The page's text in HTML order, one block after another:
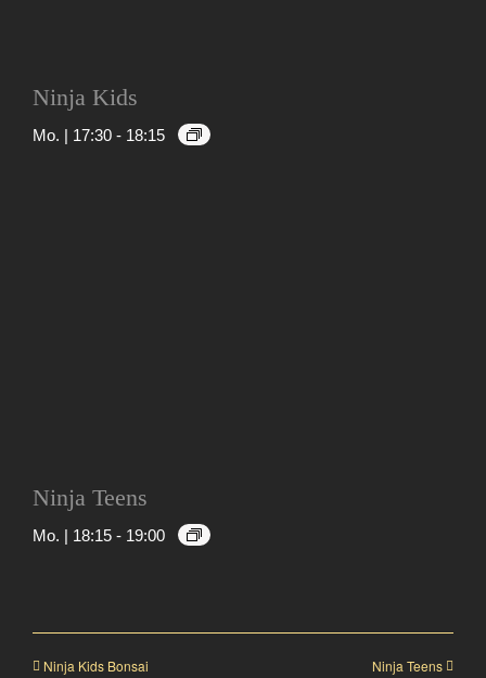
Ninja Kids
Mo. | 17:30 - 18:15
Ninja Teens
Mo. | 18:15 - 19:00
Ninja Kids Bonsai Ninja Teens